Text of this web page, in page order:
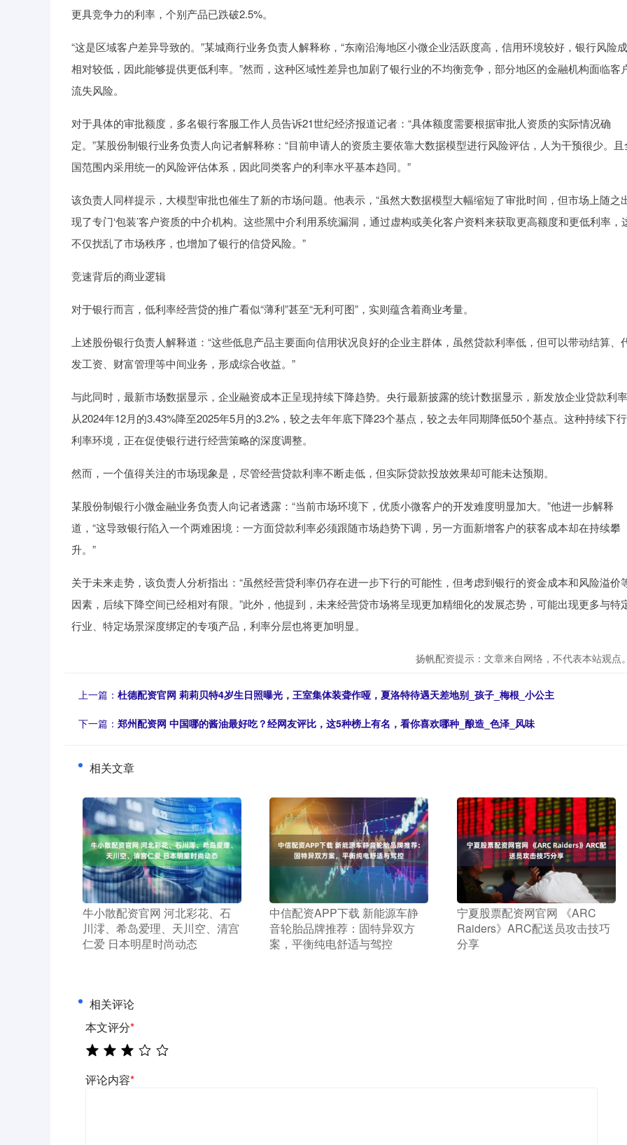
更具竞争力的利率，个别产品已跌破2.5%。
“这是区域客户差异导致的。”某城商行业务负责人解释称，“东南沿海地区小微企业活跃度高，信用环境较好，银行风险
相对较低，因此能够提供更低利率。”然而，这种区域性差异也加剧了银行业的不均衡竞争，部分地区的金融机构面临客
流失风险。
对于具体的审批额度，多名银行客服工作人员告诉21世纪经济报道记者：“具体额度需要根据审批人资质的实际情况确
定。”某股份制银行业务负责人向记者解释称：“目前申请人的资质主要依靠大数据模型进行风险评估，人为干预很少。且
国范围内采用统一的风险评估体系，因此同类客户的利率水平基本趋同。”
该负责人同样提示，大模型审批也催生了新的市场问题。他表示，“虽然大数据模型大幅缩短了审批时间，但市场上随之
现了专门‘包装’客户资质的中介机构。这些黑中介利用系统漏洞，通过虚构或美化客户资料来获取更高额度和更低利率，
不仅扰乱了市场秩序，也增加了银行的信贷风险。”
竞速背后的商业逻辑
对于银行而言，低利率经营贷的推广看似“薄利”甚至“无利可图”，实则蕴含着商业考量。
上述股份银行负责人解释道：“这些低息产品主要面向信用状况良好的企业主群体，虽然贷款利率低，但可以带动结算、
发工资、财富管理等中间业务，形成综合收益。”
与此同时，最新市场数据显示，企业融资成本正呈现持续下降趋势。央行最新披露的统计数据显示，新发放企业贷款利
从2024年12月的3.43%降至2025年5月的3.2%，较之去年年底下降23个基点，较之去年同期降低50个基点。这种持续下
利率环境，正在促使银行进行经营策略的深度调整。
然而，一个值得关注的市场现象是，尽管经营贷款利率不断走低，但实际贷款投放效果却可能未达预期。
某股份制银行小微金融业务负责人向记者透露：“当前市场环境下，优质小微客户的开发难度明显加大。”他进一步解释
道，“这导致银行陷入一个两难困境：一方面贷款利率必须跟随市场趋势下调，另一方面新增客户的获客成本却在持续攀
升。”
关于未来走势，该负责人分析指出：“虽然经营贷利率仍存在进一步下行的可能性，但考虑到银行的资金成本和风险溢价
因素，后续下降空间已经相对有限。”此外，他提到，未来经营贷市场将呈现更加精细化的发展态势，可能出现更多与特
行业、特定场景深度绑定的专项产品，利率分层也将更加明显。
扬帆配资提示：文章来自网络，不代表本站观点。
上一篇： 杜德配资官网 莉莉贝特4岁生日照曝光，王室集体装聋作哑，夏洛特待遇天差地别_孩子_梅根_小公主
下一篇： 郑州配资网 中国哪的酱油最好吃？经网友评比，这5种榜上有名，看你喜欢哪种_酿造_色泽_风味
相关文章
​牛小散配资官网 河北彩花、石
川澪、希岛爱理、天川空、清宫
仁爱 日本明星时尚动态
​中信配资APP下载 新能源车静
音轮胎品牌推荐：固特异双方
案，平衡纯电舒适与驾控
​宁夏股票配资网官网 《ARC
Raiders》ARC配送员攻击技巧
分享
相关评论
本文评分*
评论内容*